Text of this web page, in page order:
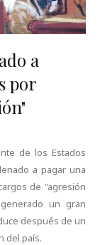
a
por
de los Estados
a pagar una
de "agresión
un gran
después de un
del país.